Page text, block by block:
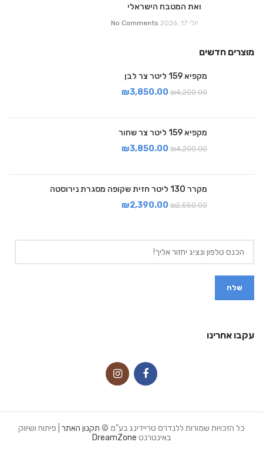
ואת המטבח הישראלי
יולי 17, 2026 No Comments
מוצרים חדשים
מקפיא 159 ליטר צר לבן
₪4,200.00
₪3,850.00
מקפיא 159 ליטר צר שחור
₪4,200.00
₪3,850.00
מקרר 130 ליטר חזית שקופה מסגרת נירוסטה
₪2,550.00
₪2,390.00
עקבו אחרינו
כל הזכויות שמורות ללנדרס טריידינג בע"מ © תקנון האתר | פיתוח ושיווק
באינטרנט DreamZone